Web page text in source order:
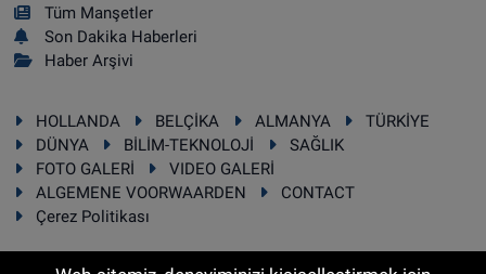
Tüm Manşetler
Son Dakika Haberleri
Haber Arşivi
HOLLANDA BELÇİKA ALMANYA
TÜRKİYE
DÜNYA
BİLİM-TEKNOLOJİ
SAĞLIK
FOTO GALERİ
VIDEO GALERİ
ALGEMENE VOORWAARDEN
CONTACT
Çerez Politikası